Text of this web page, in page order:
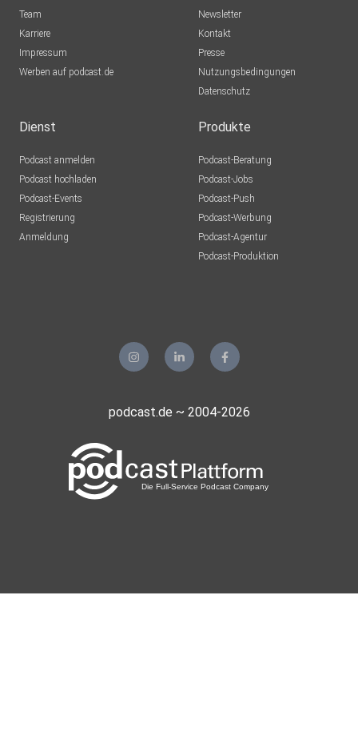
Team
Karriere
Impressum
Werben auf podcast.de
Newsletter
Kontakt
Presse
Nutzungsbedingungen
Datenschutz
Dienst
Podcast anmelden
Podcast hochladen
Podcast-Events
Registrierung
Anmeldung
Produkte
Podcast-Beratung
Podcast-Jobs
Podcast-Push
Podcast-Werbung
Podcast-Agentur
Podcast-Produktion
podcast.de ~ 2004-2026